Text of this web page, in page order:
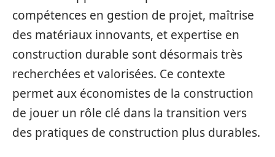
compétences en gestion de projet, maîtrise
des matériaux innovants, et expertise en
construction durable sont désormais très
recherchées et valorisées. Ce contexte
permet aux économistes de la construction
de jouer un rôle clé dans la transition vers
des pratiques de construction plus durables.